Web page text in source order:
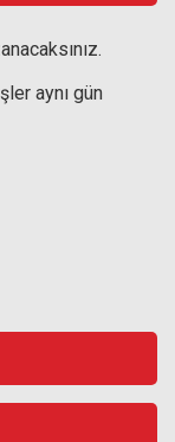
aynı gün